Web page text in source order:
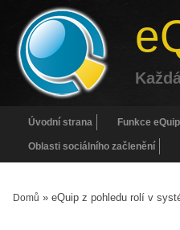
Úvodní strana Funkce
Oblasti sociálního začlenění
Domů » eQuip z pohledu rolí v